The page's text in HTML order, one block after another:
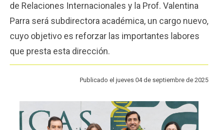
de Relaciones Internacionales y la Prof. Valentina
Parra será subdirectora académica, un cargo nuevo,
cuyo objetivo es reforzar las importantes labores
que presta esta dirección.
Publicado el jueves 04 de septiembre de 2025